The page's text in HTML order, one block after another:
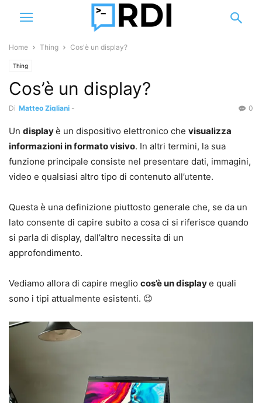
Home Thing Cos'è un display?
Thing
Cos’è un display?
Di Matteo Zigliani - 0
Un displayè un dispositivo elettronico che visualizza
informazioni in formato visivo. In altri termini, la sua
funzione principale consiste nel presentare dati, immagini,
video e qualsiasi altro tipo di contenuto all’utente.
Questa è una definizione piuttosto generale che, se da un
lato consente di capire subito a cosa ci si riferisce quando
si parla di display, dall’altro necessita di un
approfondimento.
Vediamo allora di capire meglio cos’è un displaye quali
sono i tipi attualmente esistenti. 😉